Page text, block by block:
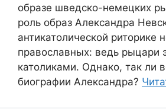
образе шведско-немецких
роль образ Александра
антикатолической риторике
православных: ведь рыцари
католиками. Однако, так ли
биографии Александра?